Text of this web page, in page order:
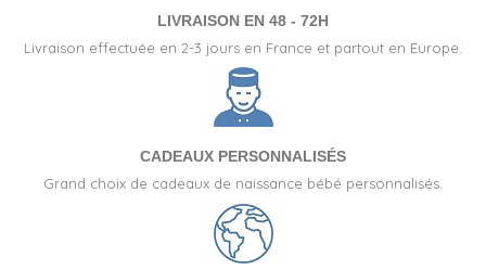
LIVRAISON EN 48 - 72H
Livraison effectuée en 2-3 jours en France et partout en Europe.
CADEAUX PERSONNALISÉS
Grand choix de cadeaux de naissance bébé personnalisés.